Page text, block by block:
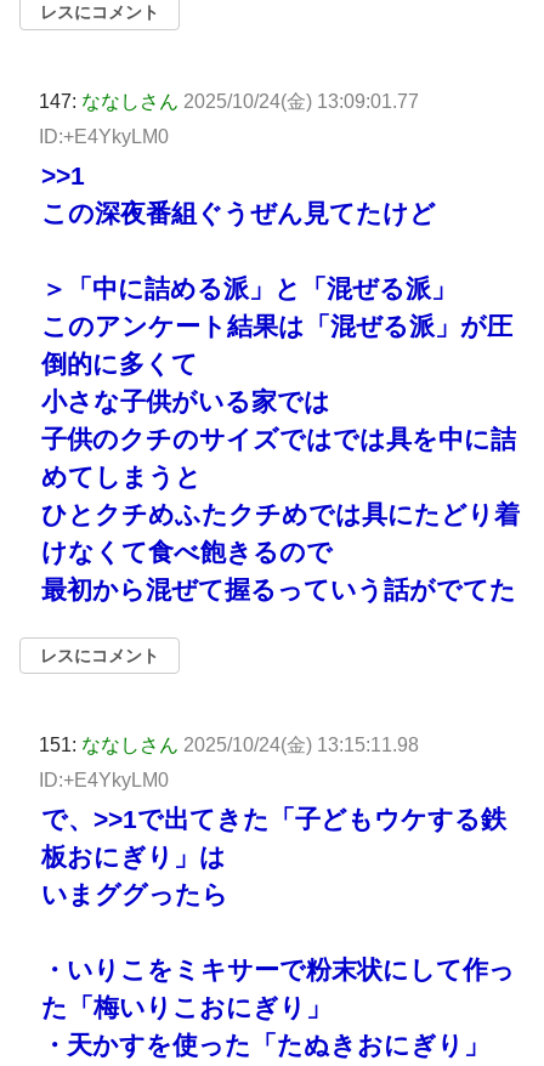
レスにコメント
147: ななしさん 2025/10/24(金) 13:09:01.77
ID:+E4YkyLM0
>>1
この深夜番組ぐうぜん見てたけど
＞「中に詰める派」と「混ぜる派」
このアンケート結果は「混ぜる派」が圧
倒的に多くて
小さな子供がいる家では
子供のクチのサイズではでは具を中に詰
めてしまうと
ひとクチめふたクチめでは具にたどり着
けなくて食べ飽きるので
最初から混ぜて握るっていう話がでてた
レスにコメント
151: ななしさん 2025/10/24(金) 13:15:11.98
ID:+E4YkyLM0
で、 >>1で出てきた「子どもウケする鉄
板おにぎり」は
いまググったら
・いりこをミキサーで粉末状にして作っ
た「梅いりこおにぎり」
・天かすを使った「たぬきおにぎり」